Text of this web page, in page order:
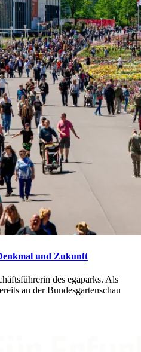
und Zukunft
des egaparks. Als
an der Bundesgartenschau